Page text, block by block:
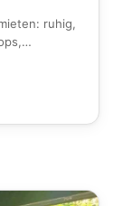
ruhig,